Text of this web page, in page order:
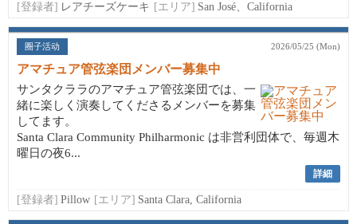
[登録者] レアチーズケーキ [エリア] San José、California
圈子活动 2026/05/25 (Mon)
アマチュア管弦楽団メンバー募集中
サンタクララのアマチュア管弦楽団では、一
緒に楽しく演奏してくださるメンバーを募集
してます。
Santa Clara Community Philharmonic は非営利団体で、毎週木
曜日の夜6...
詳細
[登録者] Pillow [エリア] Santa Clara, California